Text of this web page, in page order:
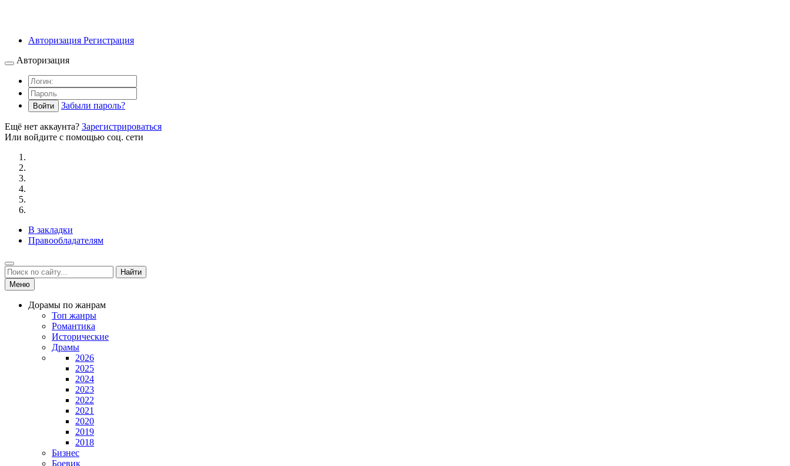
Авторизация Регистрация
Авторизация
Войти Забыли пароль?
Ещё нет аккаунта? Зарегистрироваться
Или войдите с помощью соц. сети
В закладки
Правообладателям
Найти
Меню
Дорамы по жанрам
Топ жанры
Романтика
Исторические
Драмы
2026
2025
2024
2023
2022
2021
2020
2019
2018
Бизнес
Боевик